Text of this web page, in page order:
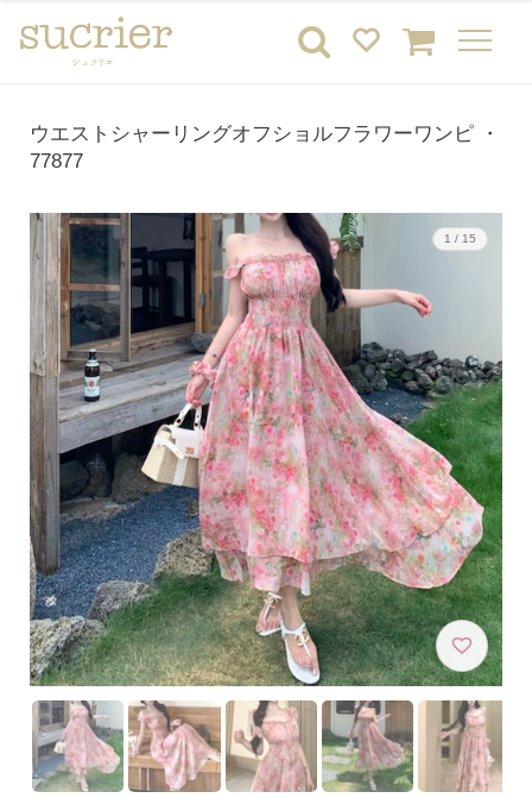
ウエストシャーリングオフショルフラワーワンピ ・
77877
1 / 15